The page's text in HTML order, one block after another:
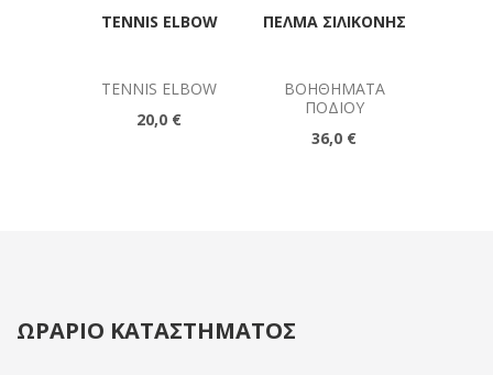
TENNIS ELBOW
TENNIS ELBOW
20,0 €
ΠΈΛΜΑ ΣΙΛΙΚΌΝΗΣ
ΒΟΗΘΉΜΑΤΑ
ΠΟΔΙΟΎ
36,0 €
ΩΡΑΡΙΟ ΚΑΤΑΣΤΗΜΑΤΟΣ